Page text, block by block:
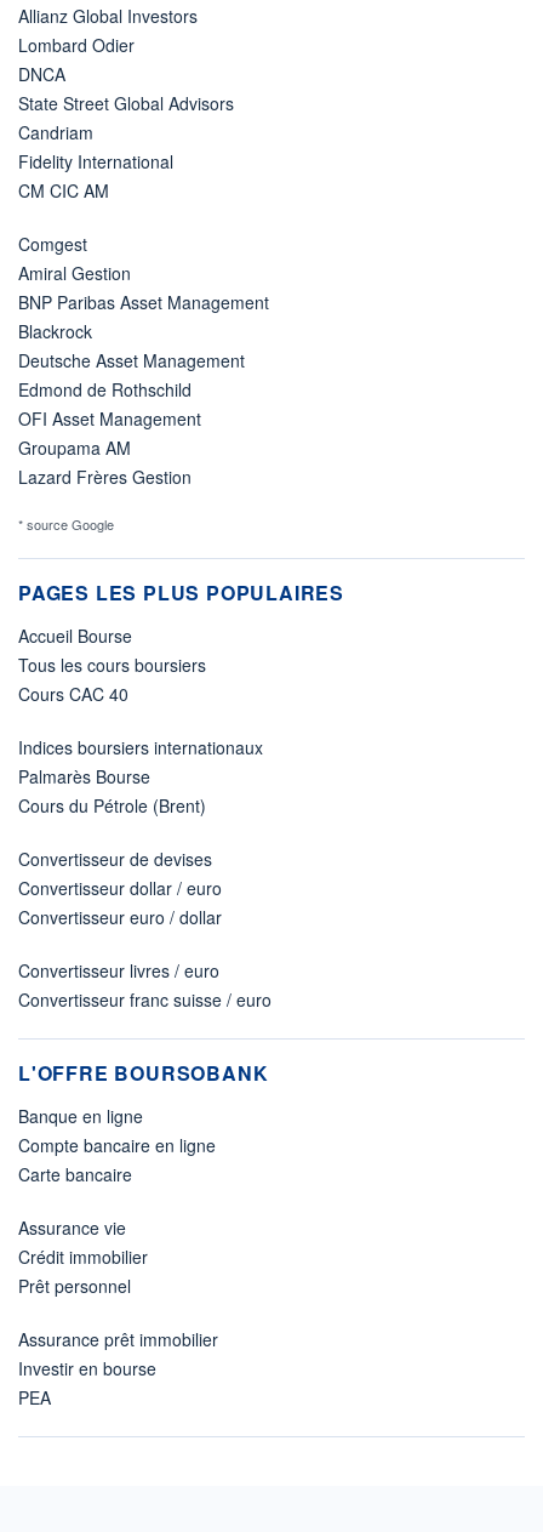
Allianz Global Investors
Lombard Odier
DNCA
State Street Global Advisors
Candriam
Fidelity International
CM CIC AM
Comgest
Amiral Gestion
BNP Paribas Asset Management
Blackrock
Deutsche Asset Management
Edmond de Rothschild
OFI Asset Management
Groupama AM
Lazard Frères Gestion
* source Google
PAGES LES PLUS POPULAIRES
Accueil Bourse
Tous les cours boursiers
Cours CAC 40
Indices boursiers internationaux
Palmarès Bourse
Cours du Pétrole (Brent)
Convertisseur de devises
Convertisseur dollar / euro
Convertisseur euro / dollar
Convertisseur livres / euro
Convertisseur franc suisse / euro
L'OFFRE BOURSOBANK
Banque en ligne
Compte bancaire en ligne
Carte bancaire
Assurance vie
Crédit immobilier
Prêt personnel
Assurance prêt immobilier
Investir en bourse
PEA